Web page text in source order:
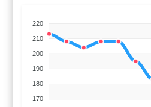
220
210
200
190
180
170